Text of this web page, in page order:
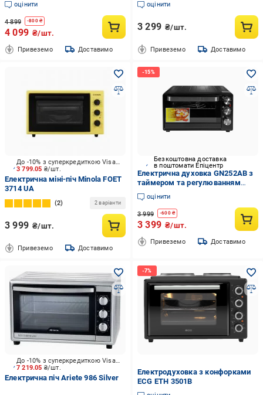
оцінити
4 899 -800₴
4 099 ₴/шт.
Привеземо Доставимо
оцінити
3 299 ₴/шт.
Привеземо Доставимо
3 799.05 ₴/шт.
До -10% з суперкредиткою Visa Вигода
Електрична міні-піч Minola FOET
3714 UA
2 2 варіанти
3 999 ₴/шт.
Привеземо Доставимо
Безкоштовна доставка
в поштомати Епіцентр
Електрична духовка GN252AB з
таймером та регулюванням
температури 25 л 1600 Вт (ML-
06321)
оцінити
3 999 -600₴
3 399 ₴/шт.
Привеземо Доставимо
7 219.05 ₴/шт.
До -10% з суперкредиткою Visa Вигода
Електрична піч Ariete 986 Silver
Електродуховка з конфорками
ECG ETH 3501B